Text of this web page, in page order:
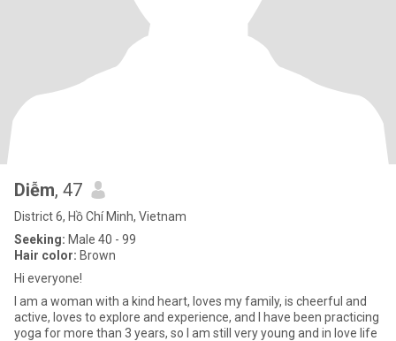
Diễm, 47
District 6, Hồ Chí Minh, Vietnam
Seeking: Male 40 - 99
Hair color: Brown
Hi everyone!
I am a woman with a kind heart, loves my family, is cheerful and
active, loves to explore and experience, and I have been practicing
yoga for more than 3 years, so I am still very young and in love life